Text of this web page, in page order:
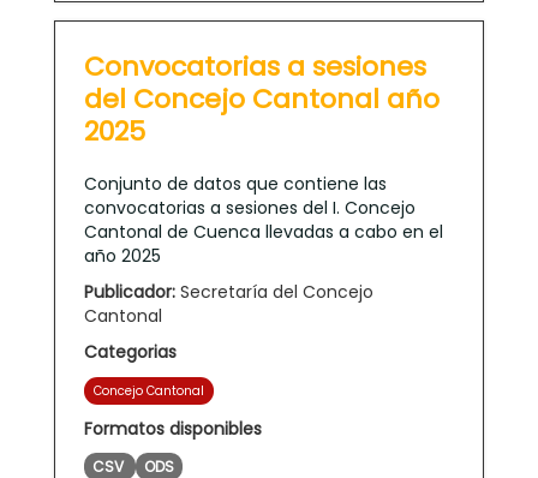
Convocatorias a sesiones
del Concejo Cantonal año
2025
Conjunto de datos que contiene las
convocatorias a sesiones del I. Concejo
Cantonal de Cuenca llevadas a cabo en el
año 2025
Publicador: Secretaría del Concejo
Cantonal
Categorias
Concejo Cantonal
Formatos disponibles
CSV ODS